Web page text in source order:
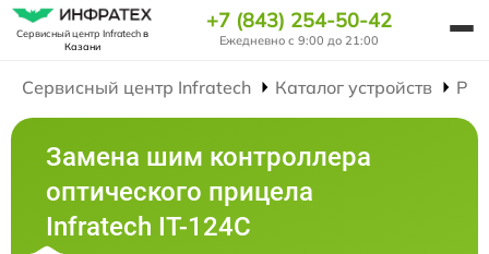
Сервисный центр Infratechв
Казани
+7 (843) 254-50-42
Ежедневно с 9:00 до 21:00
Сервисный центр Infratech Каталог устройств
Замена шим контроллера
оптического прицела
Infratech IT-124C